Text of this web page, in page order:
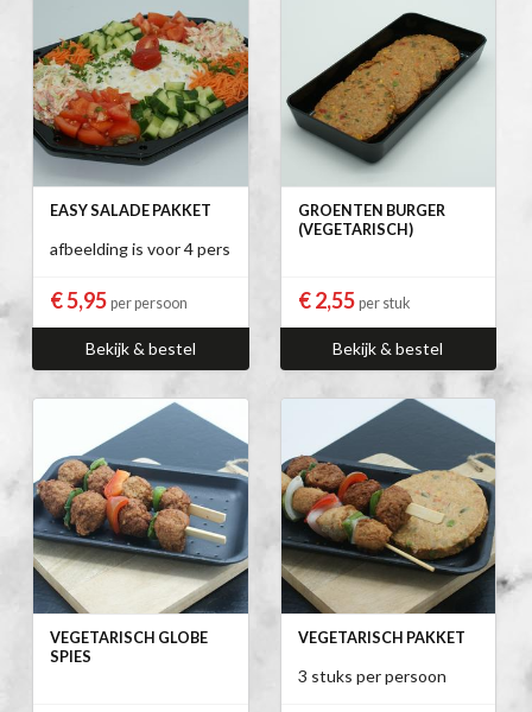
EASY SALADE PAKKET
afbeelding is voor 4 pers
€ 5,95 per persoon
Bekijk & bestel
GROENTEN BURGER
(VEGETARISCH)
€ 2,55 per stuk
Bekijk & bestel
VEGETARISCH GLOBE
SPIES
VEGETARISCH PAKKET
3 stuks per persoon